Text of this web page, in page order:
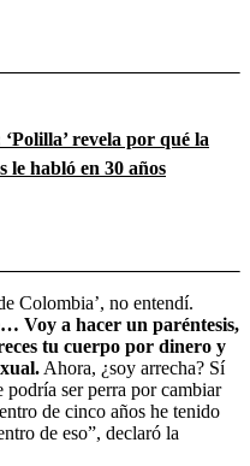
revela por qué la
le habló en 30 años
Colombia’, no entendí.
Voy a hacer un paréntesis,
tu cuerpo por dinero y
Ahora, ¿soy arrecha? Sí
podría ser perra por cambiar
de cinco años he tenido
de eso”, declaró la